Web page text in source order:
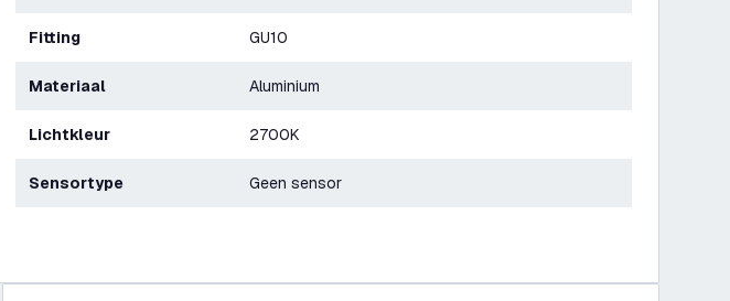
Fitting GU10
Materiaal Aluminium
Lichtkleur 2700K
Sensortype Geen sensor